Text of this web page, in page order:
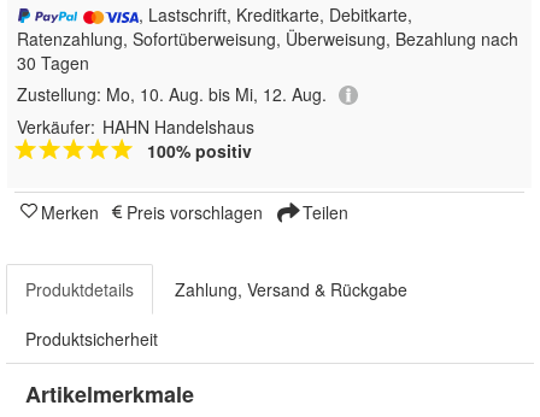
, Lastschrift, Kreditkarte, Debitkarte,
Ratenzahlung, Sofortüberweisung, Überweisung, Bezahlung nach
30 Tagen
Zustellung: Mo, 10. Aug. bis Mi, 12. Aug.
Verkäufer: HAHN Handelshaus
100% positiv
Merken Preis vorschlagen Teilen
Produktdetails Zahlung, Versand & Rückgabe
Produktsicherheit
Artikelmerkmale